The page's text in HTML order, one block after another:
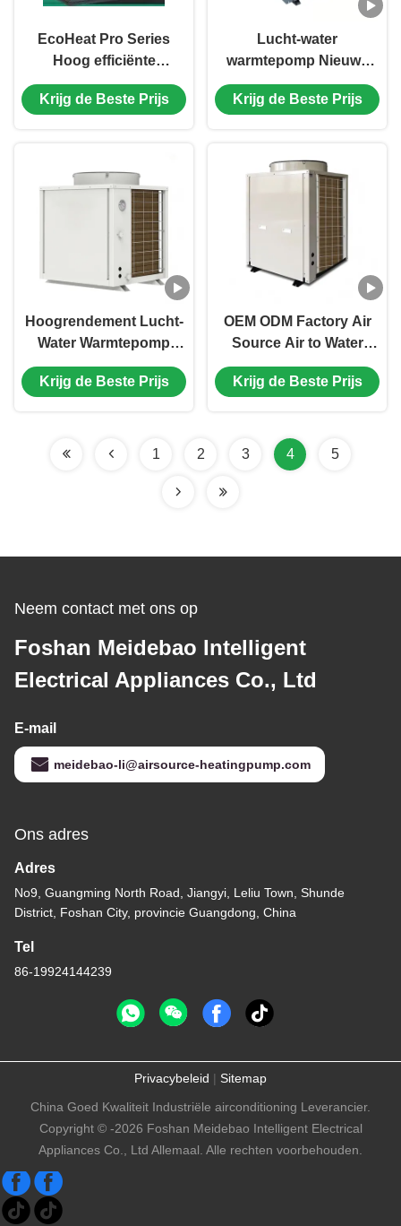
EcoHeat Pro Series
Hoog efficiënte
warmwaterwarmtepomp
met snelle verwarming
Krijg de Beste Prijs
Lucht-water
warmtepomp Nieuwe
Energie Huishoudelijke
Warmtepomp
Krijg de Beste Prijs
Hoogrendement Lucht-
Water Warmtepomp
Commerciële Luchtbron
Warmtepomp
Krijg de Beste Prijs
OEM ODM Factory Air
Source Air to Water
Monoblock DC EVI
Inverter Warmtepomp
Krijg de Beste Prijs
1 2 3 4 5
Neem contact met ons op
Foshan Meidebao Intelligent
Electrical Appliances Co., Ltd
E-mail
meidebao-li@airsource-heatingpump.com
Ons adres
Adres
No9, Guangming North Road, Jiangyi, Leliu Town, Shunde
District, Foshan City, provincie Guangdong, China
Tel
86-19924144239
Privacybeleid | Sitemap
China Goed Kwaliteit Industriële airconditioning Leverancier.
Copyright © -2026 Foshan Meidebao Intelligent Electrical
Appliances Co., Ltd Allemaal. Alle rechten voorbehouden.